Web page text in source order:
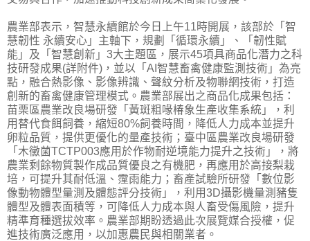
農業部表示，智慧永續館於今日上午11時開展，該部於「智
慧韌性 永續安心」主軸下，規劃「循環永續」、「韌性賦
能」及「智慧創新」3大主題區，展示45項具商品化潛力之科
技研發成果(詳附件)，並以「AI智慧畜禽健康監測技術」為亮
點，融合熱影像、影像辨識、聲紋分析及物聯網技術，打造
創新的畜禽健康管理模式。農業部展出之商品化成果包括：
苗栗區農業改良場研發「黃斑粗喙椿象生產收集系統」，利
用替代食餌飼養，縮短80%飼養時間，降低人力成本並提升
卵粒品質，提供更優化的量產技術；臺中區農業改良場研發
「木黴菌TCTP003應用於作物耐逆境能力提升之技術」，將
農業剩餘物質製作成品質優良之有機肥，再應用於高接梨栽
培，可提升其耐低溫、霪雨能力；畜產試驗所研發「數位影
像動物體型量測及體態評分技術」，利用3D攝影機量測豬隻
體型及體表面積等，可降低人力成本與人畜受傷風險，提升
精準育種選拔效率。農業部期盼透過此次展覽媒合授權，促
進技術廣泛應用，以加惠農民與相關業者。